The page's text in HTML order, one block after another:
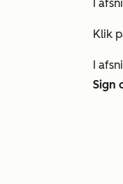
I
Klik
I
Sign